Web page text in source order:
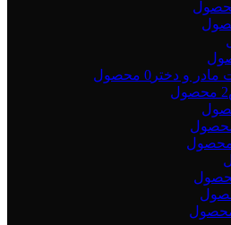
و دختر 0 محصول
2 محصول